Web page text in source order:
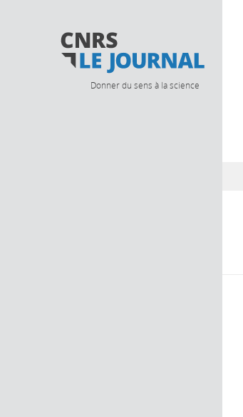
Donner du sens à la science